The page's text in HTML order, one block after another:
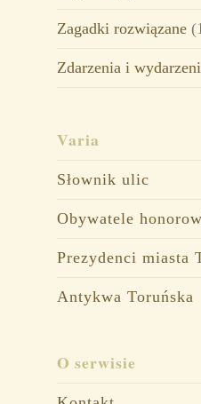
Zagadki rozwiązane
Zdarzenia i
Varia
Słownik ulic
Obywatele
Prezydenci miasta
Antykwa Toruńska
O serwisie